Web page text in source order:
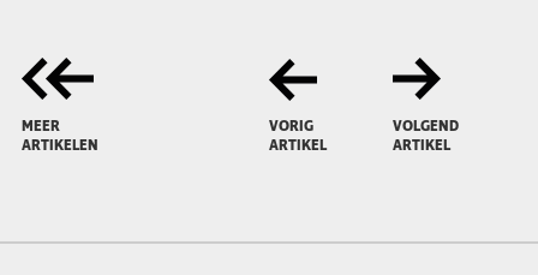
MEER
ARTIKELEN
VORIG
ARTIKEL
VOLGEND
ARTIKEL